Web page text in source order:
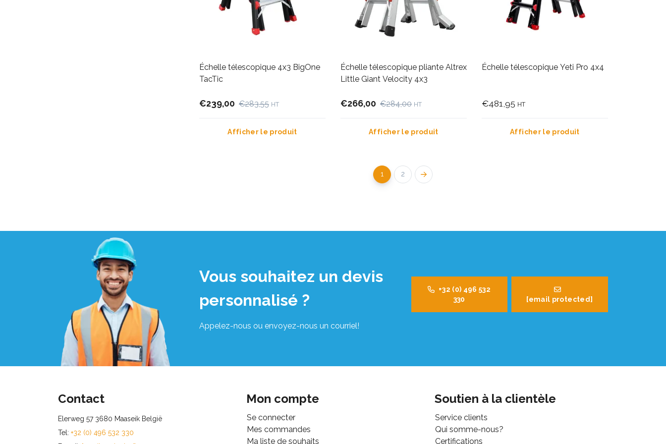
Échelle télescopique 4x3 BigOne
TacTic
€239,00 €283,55 HT
Afficher le produit
Échelle télescopique pliante Altrex
Little Giant Velocity 4x3
€266,00 €284,00 HT
Afficher le produit
Échelle télescopique Yeti Pro 4x4
€481,95 HT
Afficher le produit
1 2
Vous souhaitez un devis
personnalisé ?
Appelez-nous ou envoyez-nous un courriel!
+32 (0) 496 532
330
[email protected]
Contact
Elerweg 57 3680 Maaseik België
Tel: +32 (0) 496 532 330
Mon compte
Se connecter
Mes commandes
Ma liste de souhaits
Soutien à la clientèle
Service clients
Qui somme-nous?
Certifications